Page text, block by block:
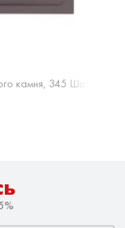
камня, 345 Шоколад